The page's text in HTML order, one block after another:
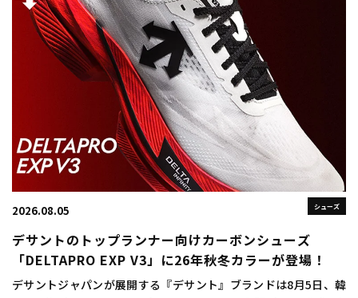
シューズ
2026.08.05
デサントのトップランナー向けカーボンシューズ
「DELTAPRO EXP V3」に26年秋冬カラーが登場！
デサントジャパンが展開する『デサント』ブランドは8月5日、韓